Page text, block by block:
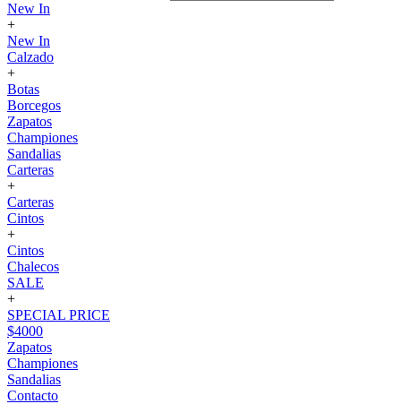
New In
+
New In
Calzado
+
Botas
Borcegos
Zapatos
Championes
Sandalias
Carteras
+
Carteras
Cintos
+
Cintos
Chalecos
SALE
+
SPECIAL PRICE
$4000
Zapatos
Championes
Sandalias
Contacto